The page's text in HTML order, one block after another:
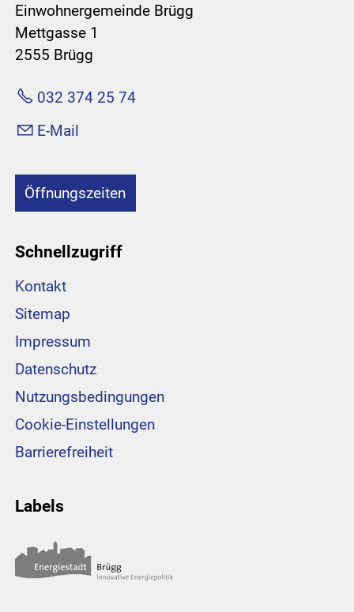
Einwohnergemeinde Brügg
Mettgasse 1
2555 Brügg
032 374 25 74
E-Mail
Öffnungszeiten
Schnellzugriff
Kontakt
Sitemap
Impressum
Datenschutz
Nutzungsbedingungen
Cookie-Einstellungen
Barrierefreiheit
Labels